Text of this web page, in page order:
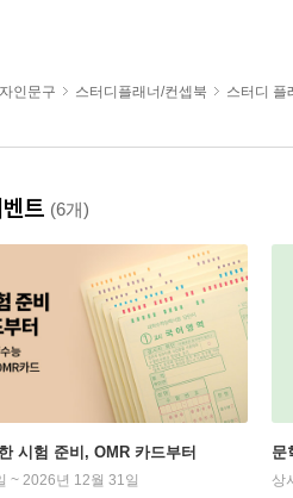
인문구 스터디플래너/컨셉북 스터디 플
트 (6개)
시험 준비, OMR 카드부터
~ 2026년 12월 31일
문
상